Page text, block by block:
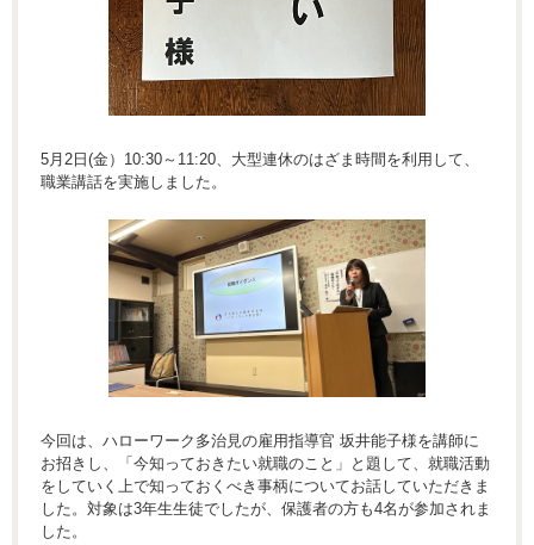
5月2日(金）10:30～11:20、大型連休のはざま時間を利用して、
職業講話を実施しました。
今回は、ハローワーク多治見の雇用指導官 坂井能子様を講師に
お招きし、「今知っておきたい就職のこと」と題して、就職活動
をしていく上で知っておくべき事柄についてお話していただきま
した。対象は3年生生徒でしたが、保護者の方も4名が参加されま
した。